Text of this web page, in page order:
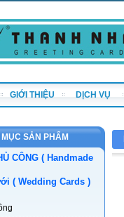
GIỚI THIỆU DỊCH VỤ
SẢN PHẨM
CÔNG ( Handmade
( Wedding Cards )